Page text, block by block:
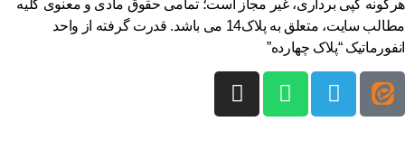
کپی برداری، غیر مجاز است؛ تمامی حقوق مادی و معنوی کلیه
مطالب سایت، متعلق به پلاک14 می باشد. قدرت گرفته از واحد
“پلاک چهارده”